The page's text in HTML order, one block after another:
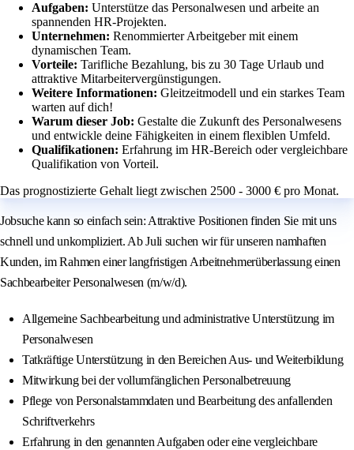
Aufgaben: Unterstütze das Personalwesen und arbeite an
spannenden HR-Projekten.
Unternehmen: Renommierter Arbeitgeber mit einem
dynamischen Team.
Vorteile: Tarifliche Bezahlung, bis zu 30 Tage Urlaub und
attraktive Mitarbeitervergünstigungen.
Weitere Informationen: Gleitzeitmodell und ein starkes Team
warten auf dich!
Warum dieser Job: Gestalte die Zukunft des Personalwesens
und entwickle deine Fähigkeiten in einem flexiblen Umfeld.
Qualifikationen: Erfahrung im HR-Bereich oder vergleichbare
Qualifikation von Vorteil.
Das prognostizierte Gehalt liegt zwischen 2500 - 3000 € pro Monat.
Jobsuche kann so einfach sein: Attraktive Positionen finden Sie mit uns
schnell und unkompliziert. Ab Juli suchen wir für unseren namhaften
Kunden, im Rahmen einer langfristigen Arbeitnehmerüberlassung einen
Sachbearbeiter Personalwesen (m/w/d).
Allgemeine Sachbearbeitung und administrative Unterstützung im
Personalwesen
Tatkräftige Unterstützung in den Bereichen Aus- und Weiterbildung
Mitwirkung bei der vollumfänglichen Personalbetreuung
Pflege von Personalstammdaten und Bearbeitung des anfallenden
Schriftverkehrs
Erfahrung in den genannten Aufgaben oder eine vergleichbare